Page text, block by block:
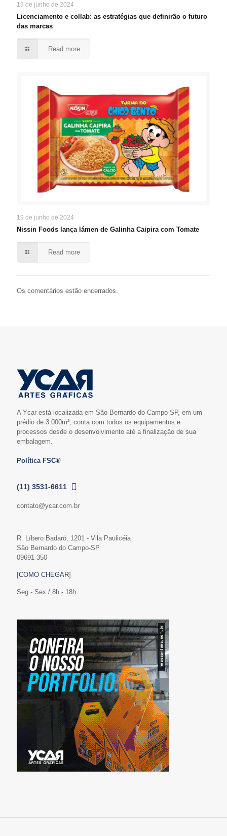
19 de junho de 2024
Licenciamento e collab: as estratégias que definirão o futuro
das marcas
Read more
19 de junho de 2024
Nissin Foods lança lámen de Galinha Caipira com Tomate
Read more
Os comentários estão encerrados.
A Ycar está localizada em São Bernardo do Campo-SP, em um
prédio de 3.000m², conta com todos os equipamentos e
processos desde o desenvolvimento até a finalização de sua
embalagem.
Política FSC®
(11) 3531-6611
contato@ycar.com.br
R. Líbero Badaró, 1201 - Vila Paulicéia
São Bernardo do Campo-SP
09691-350
[COMO CHEGAR]
Seg - Sex / 8h - 18h